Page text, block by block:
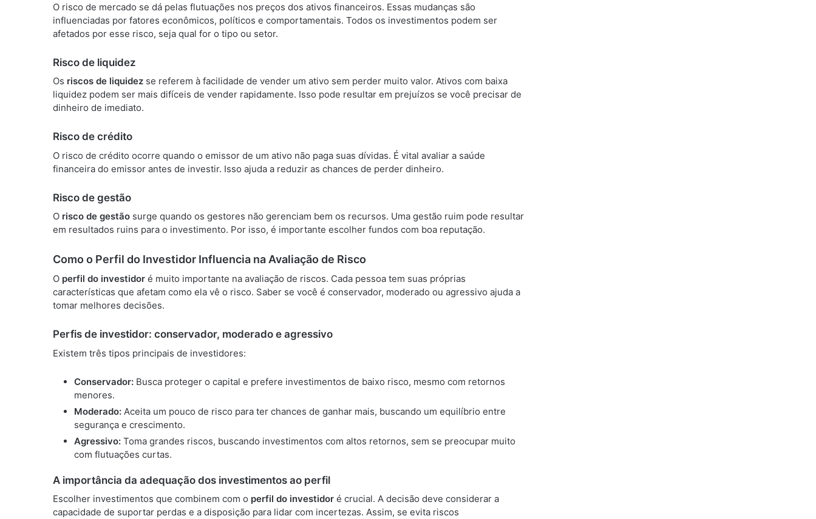
O risco de mercado se dá pelas flutuações nos preços dos ativos financeiros. Essas mudanças são
influenciadas por fatores econômicos, políticos e comportamentais. Todos os investimentos podem ser
afetados por esse risco, seja qual for o tipo ou setor.
Risco de liquidez
Os riscos de liquidez se referem à facilidade de vender um ativo sem perder muito valor. Ativos com baixa
liquidez podem ser mais difíceis de vender rapidamente. Isso pode resultar em prejuízos se você precisar de
dinheiro de imediato.
Risco de crédito
O risco de crédito ocorre quando o emissor de um ativo não paga suas dívidas. É vital avaliar a saúde
financeira do emissor antes de investir. Isso ajuda a reduzir as chances de perder dinheiro.
Risco de gestão
O risco de gestão surge quando os gestores não gerenciam bem os recursos. Uma gestão ruim pode resultar
em resultados ruins para o investimento. Por isso, é importante escolher fundos com boa reputação.
Como o Perfil do Investidor Influencia na Avaliação de Risco
O perfil do investidor é muito importante na avaliação de riscos. Cada pessoa tem suas próprias
características que afetam como ela vê o risco. Saber se você é conservador, moderado ou agressivo ajuda a
tomar melhores decisões.
Perfis de investidor: conservador, moderado e agressivo
Existem três tipos principais de investidores:
Conservador: Busca proteger o capital e prefere investimentos de baixo risco, mesmo com retornos
menores.
Moderado: Aceita um pouco de risco para ter chances de ganhar mais, buscando um equilíbrio entre
segurança e crescimento.
Agressivo: Toma grandes riscos, buscando investimentos com altos retornos, sem se preocupar muito
com flutuações curtas.
A importância da adequação dos investimentos ao perfil
Escolher investimentos que combinem com o perfil do investidor é crucial. A decisão deve considerar a
capacidade de suportar perdas e a disposição para lidar com incertezas. Assim, se evita riscos